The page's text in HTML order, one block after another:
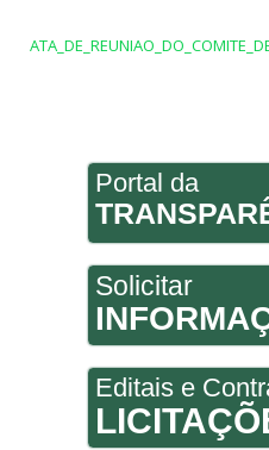
Portal da
Solicitar
Editais e